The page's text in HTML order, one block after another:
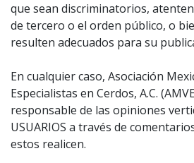
que sean discriminatorios,
de tercero o el orden público, o
resulten adecuados para su
En cualquier caso, Asociación
Especialistas en Cerdos, A.C.
responsable de las opiniones
USUARIOS a través de
estos realicen.